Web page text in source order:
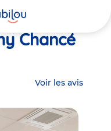
Chancé
Voir les avis